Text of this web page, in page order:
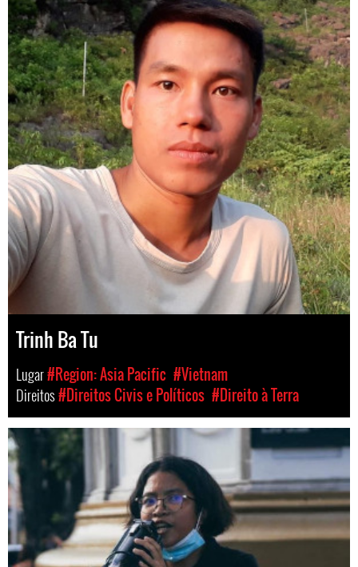
Trinh Ba Tu
Lugar#Region: Asia Pacific #Vietnam
Direitos#Direitos Civis e Políticos #Direito à Terra